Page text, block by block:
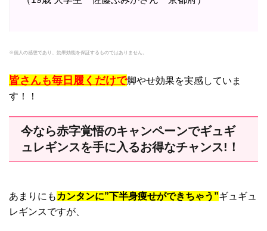
※個人の感想であり、効果効能を保証するものではありません。
皆さんも毎日履くだけで脚やせ効果を実感していま
す！！
今なら赤字覚悟のキャンペーンでギュギ
ュレギンスを手に入るお得なチャンス!！
あまりにも カンタンに”下半身痩せができちゃう”ギュギュ
レギンスですが、